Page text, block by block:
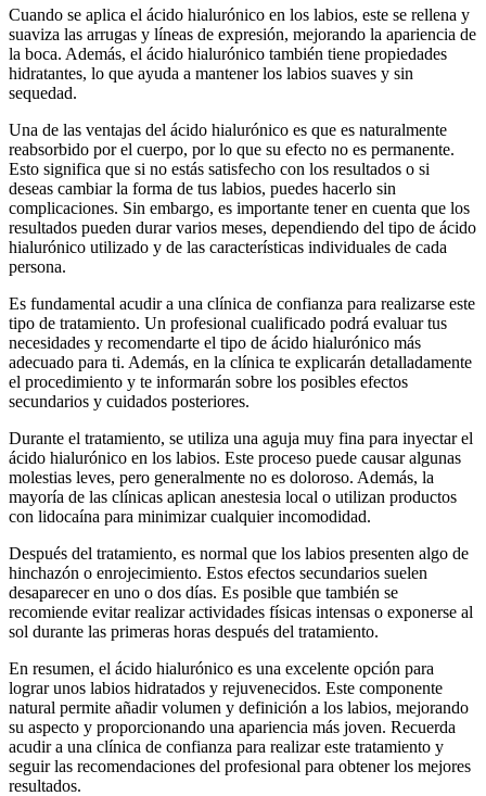
Cuando se aplica el ácido hialurónico en los labios, este se rellena y
suaviza las arrugas y líneas de expresión, mejorando la apariencia de
la boca. Además, el ácido hialurónico también tiene propiedades
hidratantes, lo que ayuda a mantener los labios suaves y sin
sequedad.
Una de las ventajas del ácido hialurónico es que es naturalmente
reabsorbido por el cuerpo, por lo que su efecto no es permanente.
Esto significa que si no estás satisfecho con los resultados o si
deseas cambiar la forma de tus labios, puedes hacerlo sin
complicaciones. Sin embargo, es importante tener en cuenta que los
resultados pueden durar varios meses, dependiendo del tipo de ácido
hialurónico utilizado y de las características individuales de cada
persona.
Es fundamental acudir a una clínica de confianza para realizarse este
tipo de tratamiento. Un profesional cualificado podrá evaluar tus
necesidades y recomendarte el tipo de ácido hialurónico más
adecuado para ti. Además, en la clínica te explicarán detalladamente
el procedimiento y te informarán sobre los posibles efectos
secundarios y cuidados posteriores.
Durante el tratamiento, se utiliza una aguja muy fina para inyectar el
ácido hialurónico en los labios. Este proceso puede causar algunas
molestias leves, pero generalmente no es doloroso. Además, la
mayoría de las clínicas aplican anestesia local o utilizan productos
con lidocaína para minimizar cualquier incomodidad.
Después del tratamiento, es normal que los labios presenten algo de
hinchazón o enrojecimiento. Estos efectos secundarios suelen
desaparecer en uno o dos días. Es posible que también se
recomiende evitar realizar actividades físicas intensas o exponerse al
sol durante las primeras horas después del tratamiento.
En resumen, el ácido hialurónico es una excelente opción para
lograr unos labios hidratados y rejuvenecidos. Este componente
natural permite añadir volumen y definición a los labios, mejorando
su aspecto y proporcionando una apariencia más joven. Recuerda
acudir a una clínica de confianza para realizar este tratamiento y
seguir las recomendaciones del profesional para obtener los mejores
resultados.